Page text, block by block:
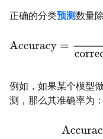
正确的分类预测数量
Accuracy
例如，如果某个模型
测，那么其准确率为：